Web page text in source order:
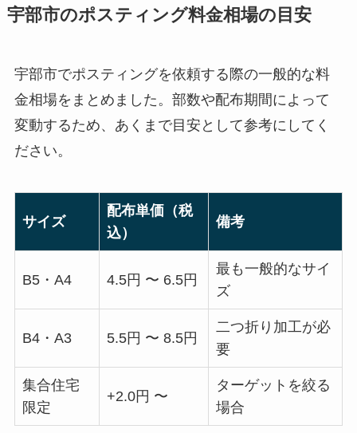
宇部市のポスティング料金相場の目安
宇部市でポスティングを依頼する際の一般的な料
金相場をまとめました。部数や配布期間によって
変動するため、あくまで目安として参考にしてく
ださい。
サイズ
配布単価（税
込）
備考
B5・A4 4.5円 〜 6.5円
最も一般的なサイ
ズ
B4・A3 5.5円 〜 8.5円
二つ折り加工が必
要
集合住宅
限定
+2.0円 〜
ターゲットを絞る
場合